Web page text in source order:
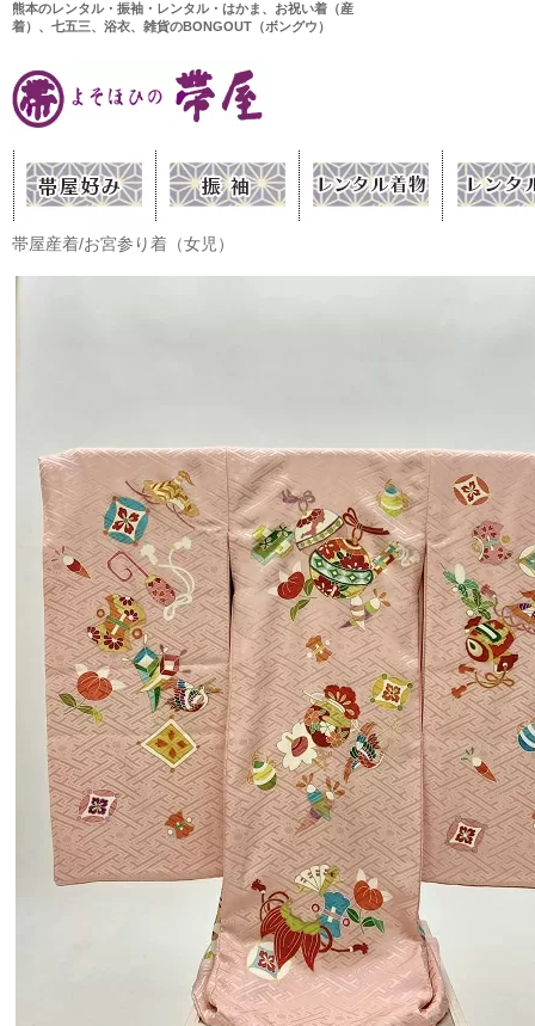
熊本のレンタル・振袖・レンタル・はかま、お祝い着（産
着）、七五三、浴衣、雑貨のBONGOUT（ボングウ）
帯屋産着/お宮参り着（女児）